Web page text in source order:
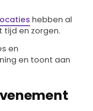
hebben al
tijd en zorgen.
en
en toont aan